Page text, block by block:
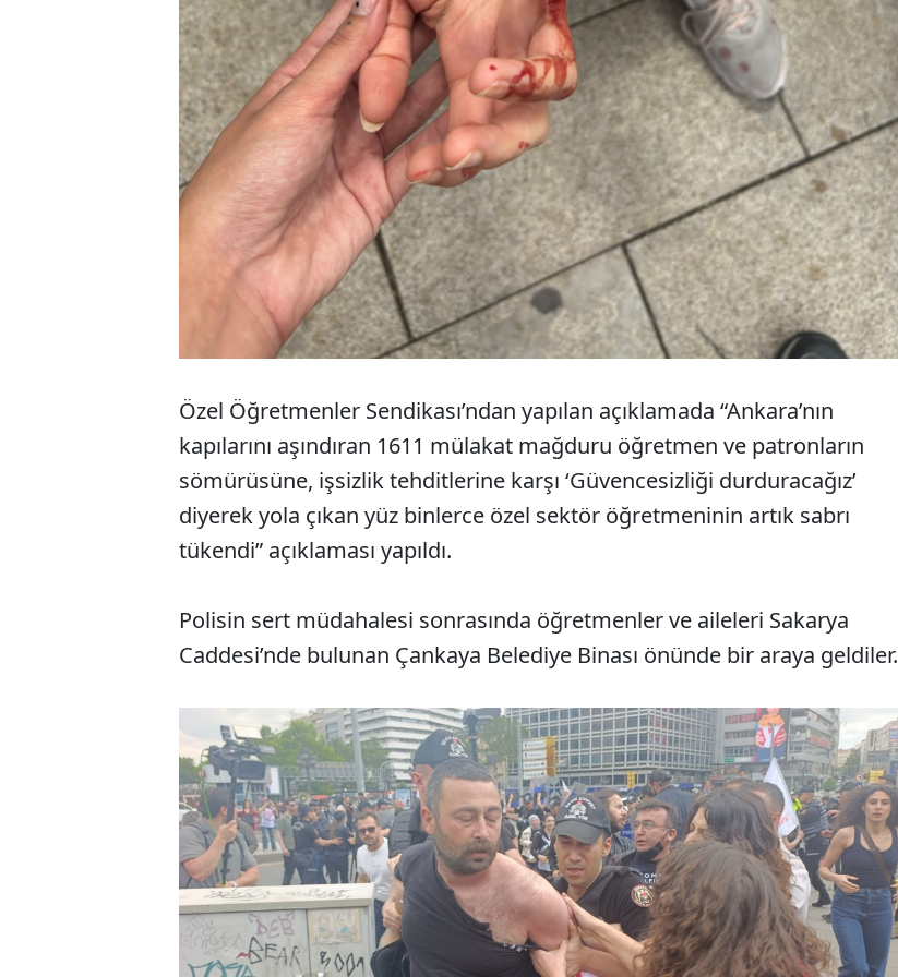
Özel Öğretmenler Sendikası’ndan yapılan açıklamada “Ankara’nın
kapılarını aşındıran 1611 mülakat mağduru öğretmen ve patronların
sömürüsüne, işsizlik tehditlerine karşı ‘Güvencesizliği durduracağız’
diyerek yola çıkan yüz binlerce özel sektör öğretmeninin artık sabrı
tükendi” açıklaması yapıldı.
Polisin sert müdahalesi sonrasında öğretmenler ve aileleri Sakarya
Caddesi’nde bulunan Çankaya Belediye Binası önünde bir araya geldiler.